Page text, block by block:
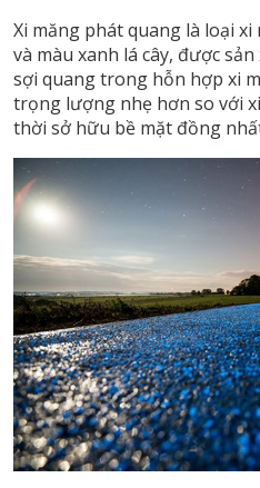
Xi măng phát quang là loại
và màu xanh lá cây, được
sợi quang trong hỗn hợp xi
trọng lượng nhẹ hơn so với
thời sở hữu bề mặt đồng